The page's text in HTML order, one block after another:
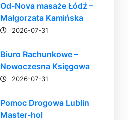
Od-Nova masaże Łódź –
Małgorzata Kamińska
2026-07-31
Biuro Rachunkowe –
Nowoczesna Księgowa
2026-07-31
Pomoc Drogowa Lublin
Master-hol